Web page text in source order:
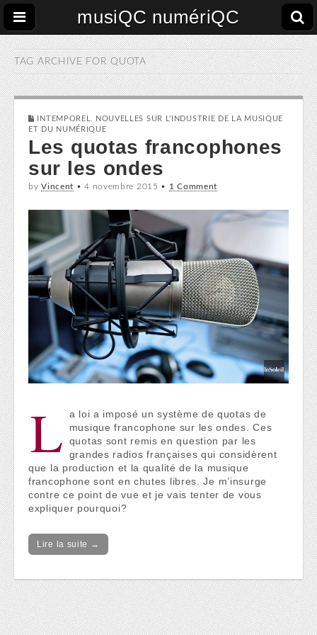
musiQC numériQC
TAG ARCHIVE FORQUOTA
INTEMPOREL
NOUVELLES SUR L'INDUSTRIE DE LA MUSIQUE
ET DU NUMÉRIQUE
Les quotas francophones
sur les ondes
byVincent •4 novembre 2015 • 1 Comment
L
a loi a imposé un système de quotas de
musique francophone sur les ondes. Ces
quotas sont remis en question par les
grandes radios françaises qui considèrent
que la production et la qualité de la musique
francophone sont en chutes libres. Je m’insurge
contre ce point de vue et je vais tenter de vous
expliquer pourquoi?
Lire la suite →